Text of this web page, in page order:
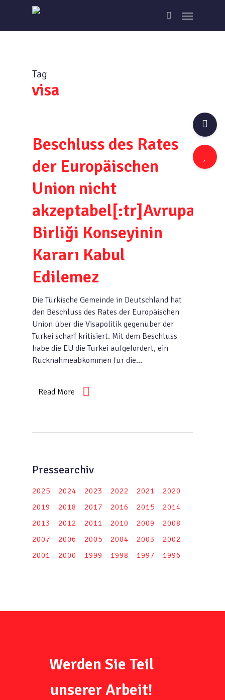
main
search
Menu
Tag
visa
Beschluss des Rates
der Europäischen
Union nicht
akzeptabel[:tr]Avrupa
Birliği Konseyinin
Kararı Kabul
Edilemez
Die Türkische Gemeinde in Deutschland hat
den Beschluss des Rates der Europäischen
Union über die Visapolitik gegenüber der
Türkei scharf kritisiert. Mit dem Beschluss
habe die EU die Türkei aufgefordert, ein
Rücknahmeabkommen für die…
Read More
Pressearchiv
2025 2024 2023 2022 2021
2020
2019
2018 2017 2016 2015
2014
2013
2012 2011 2010 2009
2008
2007
2006 2005 2004 2003
2002
2001
2000 1999 1998 1997 1996
Werden Sie Teil
unserer Arbeit!